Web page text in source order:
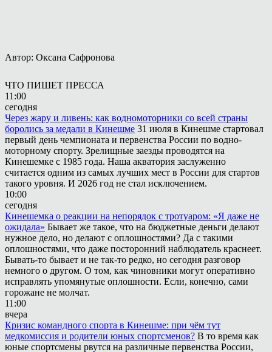
Автор: Оксана Сафронова
ЧТО ПИШЕТ ПРЕССА
11:00
сегодня
Через жару и ливень: как водномоторники со всей страны
боролись за медали в Кинешме 31 июля в Кинешме стартовал
первый день чемпионата и первенства России по водно-
моторному спорту. Зрелищные заезды проводятся на
Кинешемке с 1985 года. Наша акватория заслуженно
считается одним из самых лучших мест в России для стартов
такого уровня. И 2026 год не стал исключением.
10:00
сегодня
Кинешемка о реакции на непорядок с тротуаром: «Я даже не
ожидала» Бывает же такое, что на бюджетные деньги делают
нужное дело, но делают с оплошностями? Да с такими
оплошностями, что даже посторонний наблюдатель краснеет.
Бывать-то бывает и не так-то редко, но сегодня разговор
немного о другом. О том, как чиновники могут оперативно
исправлять упомянутые оплошности. Если, конечно, сами
горожане не молчат.
11:00
вчера
Кризис командного спорта в Кинешме: при чём тут
медкомиссия и родители юных спортсменов? В то время как
юные спортсмены рвутся на различные первенства России,